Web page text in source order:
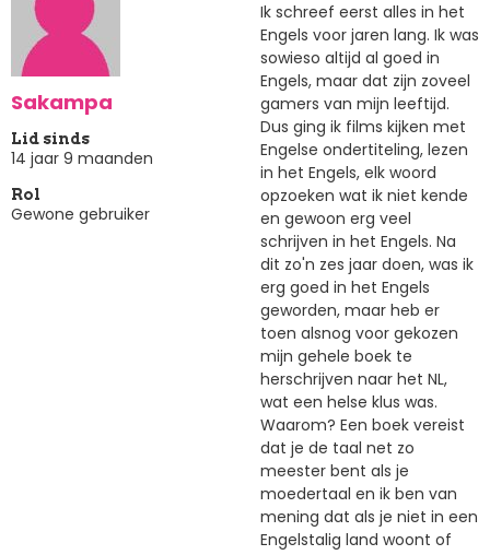
Sakampa
Lid sinds
14 jaar 9 maanden
Rol
Gewone gebruiker
Ik schreef eerst alles in het
Engels voor jaren lang. Ik was
sowieso altijd al goed in
Engels, maar dat zijn zoveel
gamers van mijn leeftijd.
Dus ging ik films kijken met
Engelse ondertiteling, lezen
in het Engels, elk woord
opzoeken wat ik niet kende
en gewoon erg veel
schrijven in het Engels. Na
dit zo'n zes jaar doen, was ik
erg goed in het Engels
geworden, maar heb er
toen alsnog voor gekozen
mijn gehele boek te
herschrijven naar het NL,
wat een helse klus was.
Waarom? Een boek vereist
dat je de taal net zo
meester bent als je
moedertaal en ik ben van
mening dat als je niet in een
Engelstalig land woont of